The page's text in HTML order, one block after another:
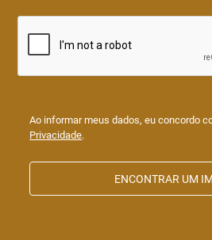
Ao informar meus dados, eu concordo
Privacidade.
ENCONTRAR UM